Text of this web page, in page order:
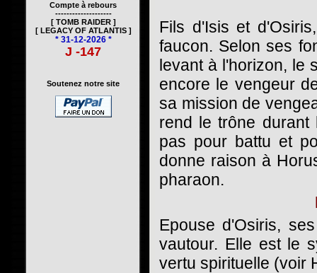
Compte à rebours
--------------------
[ TOMB RAIDER ]
[ LEGACY OF ATLANTIS ]
* 31-12-2026 *
J -147
Soutenez notre site
Fils d'Isis et
faucon. Selon ses
levant à l'horizon, le
encore le vengeur
sa mission de
rend le trône
pas pour battu et
donne raison à
pharaon.
Epouse d'Osiris,
vautour. Elle est le
vertu spirituelle (voir